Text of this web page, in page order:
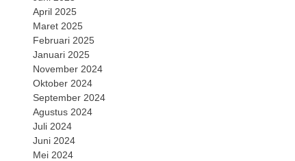
April 2025
Maret 2025
Februari 2025
Januari 2025
November 2024
Oktober 2024
September 2024
Agustus 2024
Juli 2024
Juni 2024
Mei 2024